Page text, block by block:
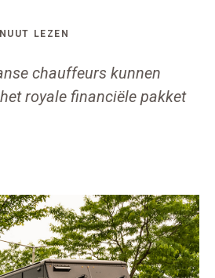
LEZEN
chauffeurs kunnen
royale financiële pakket